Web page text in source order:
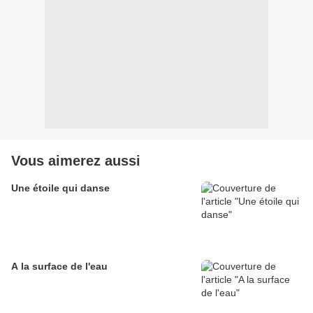
Vous aimerez aussi
Une étoile qui danse
A la surface de l'eau